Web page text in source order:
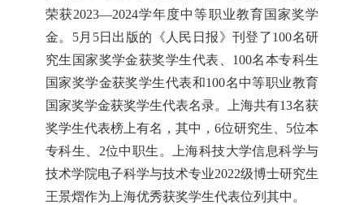
荣获2023—2024学年度中等职业教育国家奖学
金。5月5日出版的《人民日报》刊登了100名研
究生国家奖学金获奖学生代表、100名本专科生
国家奖学金获奖学生代表和100名中等职业教育
国家奖学金获奖学生代表名录。上海共有13名获
奖学生代表榜上有名，其中，6位研究生、5位本
专科生、2位中职生。上海科技大学信息科学与
技术学院电子科学与技术专业2022级博士研究生
王景熠作为上海优秀获奖学生代表位列其中。